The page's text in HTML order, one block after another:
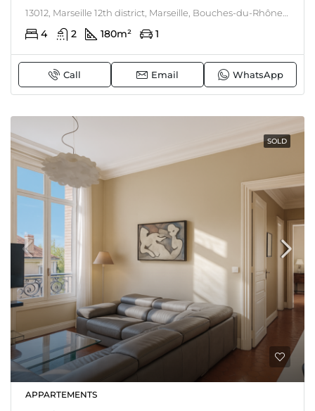
4 2 180m² 1
Call Email WhatsApp
SOLD
APPARTEMENTS